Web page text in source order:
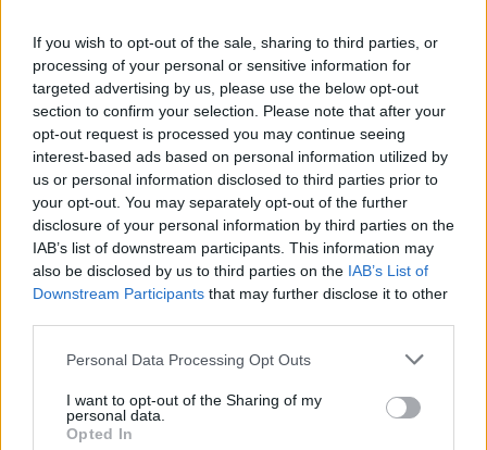
If you wish to opt-out of the sale, sharing to third parties, or
processing of your personal or sensitive information for
targeted advertising by us, please use the below opt-out
section to confirm your selection. Please note that after your
opt-out request is processed you may continue seeing
interest-based ads based on personal information utilized by
us or personal information disclosed to third parties prior to
your opt-out. You may separately opt-out of the further
disclosure of your personal information by third parties on the
IAB’s list of downstream participants. This information may
also be disclosed by us to third parties on the IAB’s List of
Downstream Participants that may further disclose it to other
Personal Data Processing Opt Outs
I want to opt-out of the Sharing of my
personal data.
Opted In